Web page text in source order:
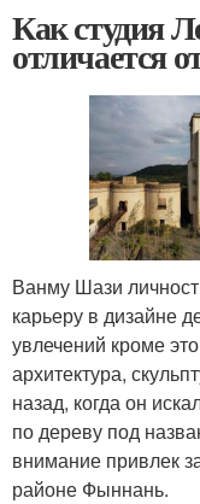
Как студия
отличается
Ванму Шази
карьеру в дизайне
увлечений кроме
архитектура,
назад, когда он
по дереву под
внимание привлек
районе Фыннань.